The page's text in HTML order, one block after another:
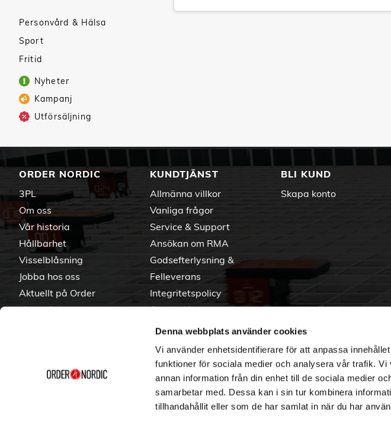
Denna webbplats använder cookies
Vi använder enhetsidentifierare för att anpassa
funktioner för sociala medier och analysera vår trafik.
annan information från din enhet till de sociala medier
samarbetar med. Dessa kan i sin tur kombinera
tillhandahållit eller som de har samlat in när du har
Personvård & Hälsa
Sport
Fritid
Nyheter
Kampanj
Utförsäljning
ORDER NORDIC
3PL
Om oss
Vår historia
Hållbarhet
Visselblåsning
Jobba hos oss
Aktuellt på Order
Varumärken
KUNDTJÄNST
Allmänna villkor
Vanliga frågor
Service & Support
Ansökan om RMA
Godsefterlysning &
Felleverans
Integritetspolicy
Om cookies
BLI KUND
Skapa konto